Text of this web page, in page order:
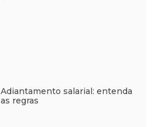
Adiantamento salarial: entenda
as regras